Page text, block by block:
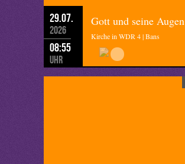
29.07.
2026
08:55
Uhr
Gott und seine Augen
Kirche in WDR 4 | Bans